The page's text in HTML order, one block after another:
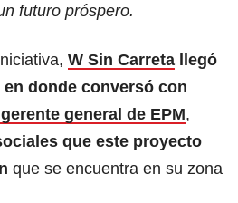
futuro próspero.
W Sin Carreta llegó
donde conversó con
general de EPM,
que este proyecto
que se encuentra en su zona